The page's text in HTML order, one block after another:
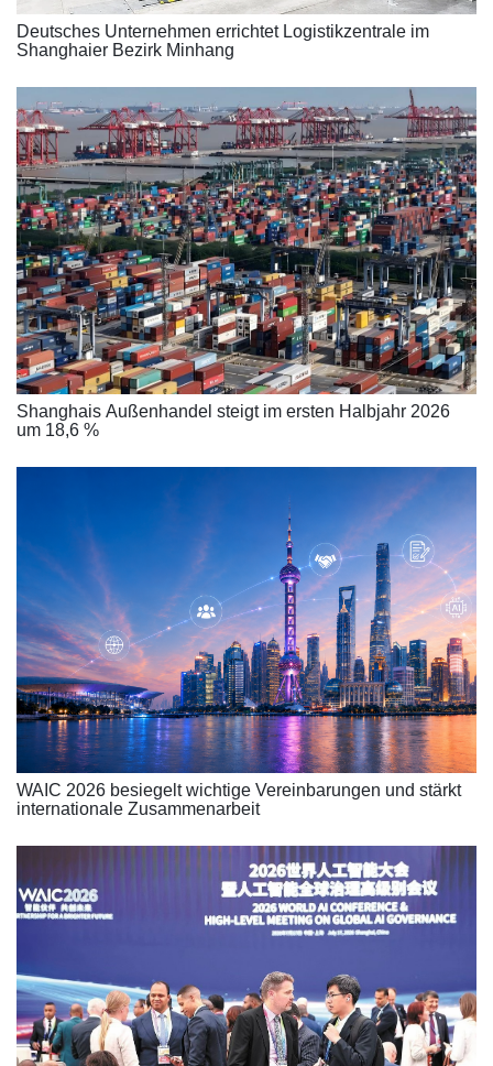
Deutsches Unternehmen errichtet Logistikzentrale im
Shanghaier Bezirk Minhang
Shanghais Außenhandel steigt im ersten Halbjahr 2026
um 18,6 %
WAIC 2026 besiegelt wichtige Vereinbarungen und stärkt
internationale Zusammenarbeit